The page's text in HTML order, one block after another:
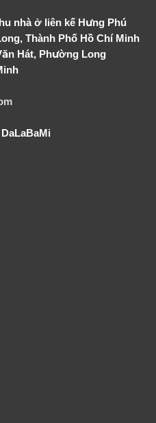
nhà ở liên kế Hưng Phú
Thành Phố Hồ Chí Minh
Hát, Phường Long